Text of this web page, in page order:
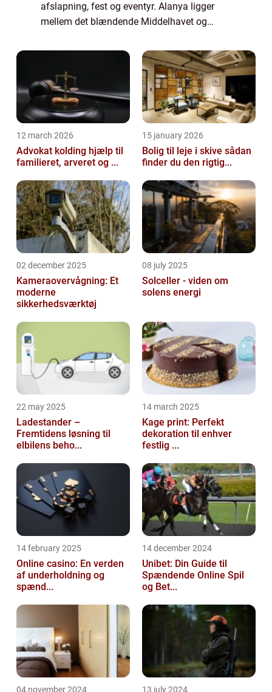
afslapning, fest og eventyr. Alanya ligger
mellem det blændende Middelhavet og
imponerende slot...
12 march 2026
Advokat kolding hjælp til
familieret, arveret og ...
15 january 2026
Bolig til leje i skive sådan
finder du den rigtig...
02 december 2025
Kameraovervågning: Et
moderne
sikkerhedsværktøj
08 july 2025
Solceller - viden om
solens energi
22 may 2025
Ladestander –
Fremtidens løsning til
elbilens beho...
14 march 2025
Kage print: Perfekt
dekoration til enhver
festlig ...
14 february 2025
Online casino: En verden
af underholdning og
spænd...
14 december 2024
Unibet: Din Guide til
Spændende Online Spil
og Bet...
04 november 2024 13 july 2024